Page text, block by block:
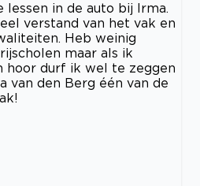
in de auto bij Irma.
verstand van het vak en
Heb weinig
maar als ik
hoor durf ik wel te zeggen
van den Berg één van de